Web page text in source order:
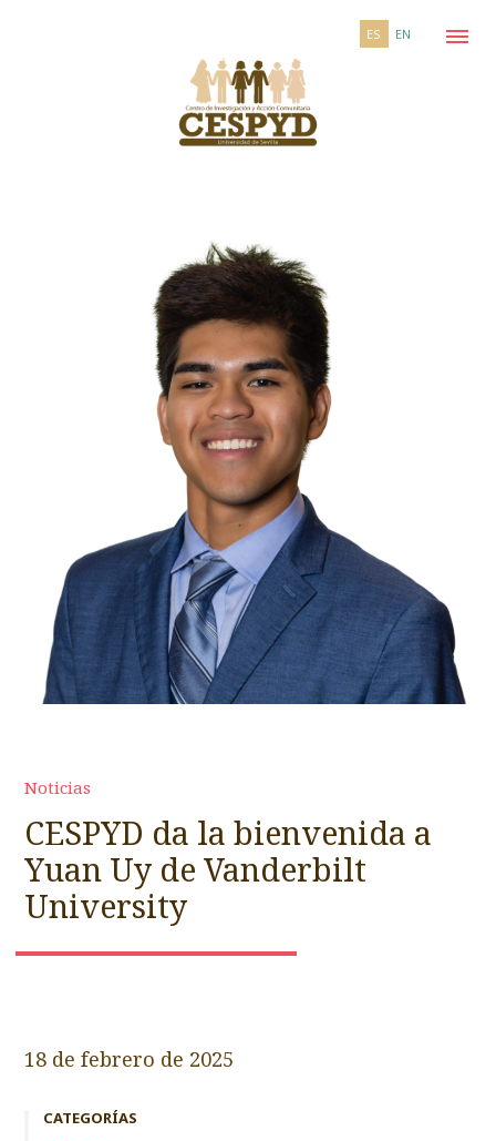
ES EN
Noticias
CESPYD da la bienvenida a
Yuan Uy de Vanderbilt
University
18 de febrero de 2025
CATEGORÍAS